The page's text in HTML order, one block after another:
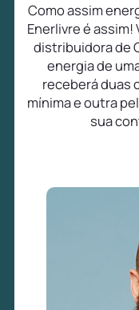
Como assim
Enerlivre é
distribuidora de
energia de
receberá duas
mínima e outra
sua